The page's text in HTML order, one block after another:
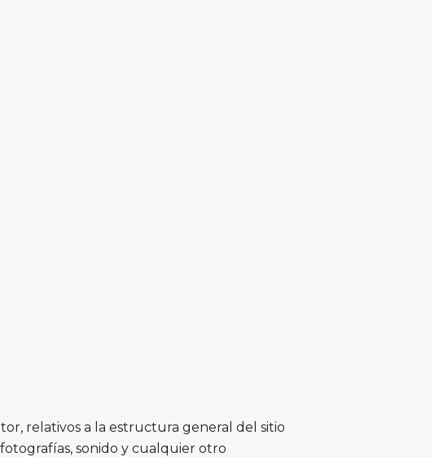
relativos a la estructura general del sitio
fotografías, sonido y cualquier otro